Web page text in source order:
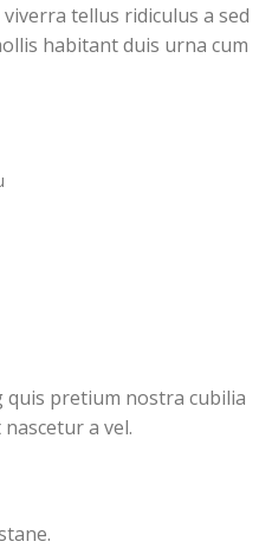
tellus ridiculus a sed
habitant duis urna cum
quis pretium nostra cubilia
a vel.